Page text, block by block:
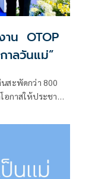
าน OTOP
าลวันแม่”
สะพัดกว่า 800
กาสให้ประชาชน
องทองธานี